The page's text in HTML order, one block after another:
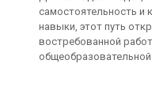
самостоятельность и
навыки, этот путь
востребованной
общеобразовательной